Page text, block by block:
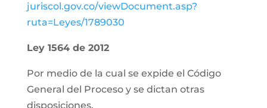
juriscol.gov.co/viewDocument.asp?
ruta=Leyes/1789030
Ley 1564 de 2012
Por medio de la cual se expide el Código
General del Proceso y se dictan otras
disposiciones.